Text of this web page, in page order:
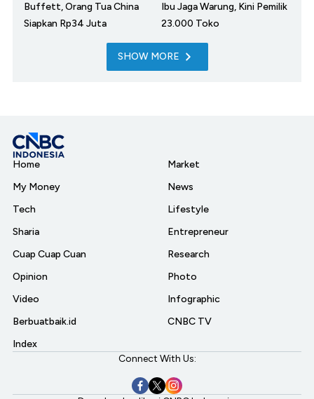
Buffett, Orang Tua China
Siapkan Rp34 Juta
Ibu Jaga Warung, Kini Pemilik
23.000 Toko
SHOW MORE
Home
My Money
Tech
Sharia
Cuap Cuap Cuan
Opinion
Video
Berbuatbaik.id
Index
Market
News
Lifestyle
Entrepreneur
Research
Photo
Infographic
CNBC TV
Connect With Us: